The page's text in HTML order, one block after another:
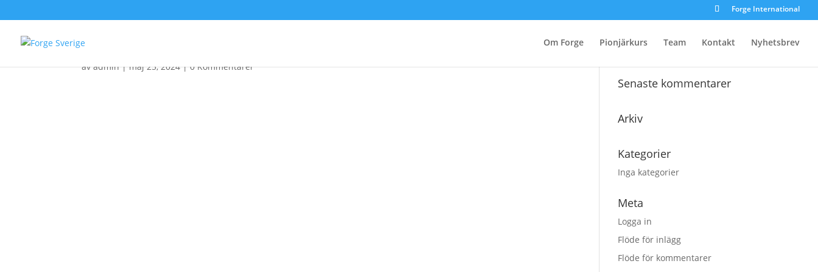
Forge International
Om Forge Pionjärkurs Team Kontakt Nyhetsbrev
LC_1 juni 2024_Forge
avadmin|maj 25, 2024|0 Kommentarer
Senaste kommentarer
Arkiv
Kategorier
Inga kategorier
Meta
Logga in
Flöde för inlägg
Flöde för kommentarer